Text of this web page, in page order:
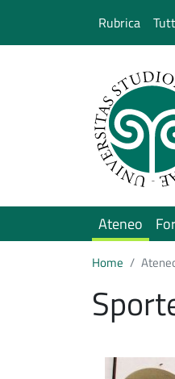
Rubrica
Ateneo
Home
Immagine